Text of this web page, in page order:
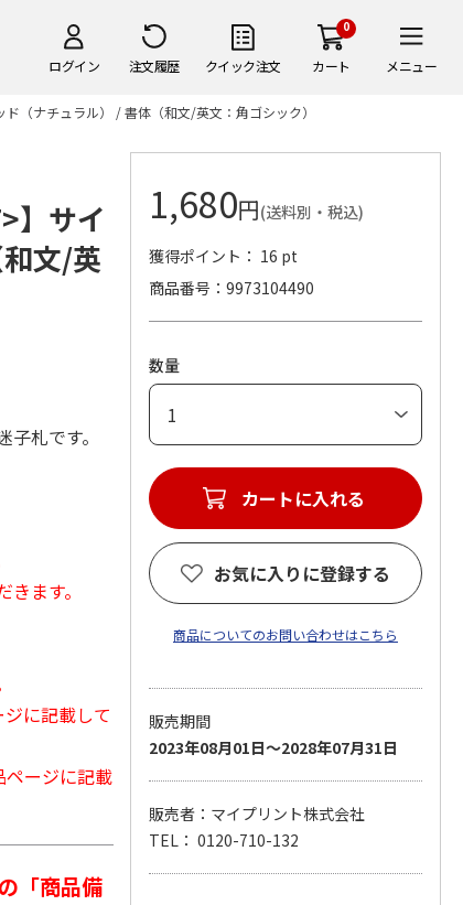
ログイン 注文履歴 クイック注文
0
カート メニュー
（ナチュラル） / 書体（和文/英文：角ゴシック）
】サイ
文/英
札です。
ます。
に記載して
ージに記載
「商品備
1,680円(送料別・税込)
獲得ポイント： 16 pt
商品番号
9973104490
数量
カートに入れる
お気に入りに登録する
商品についてのお問い合わせはこちら
販売期間
2023年08月01日～2028年07月31日
販売者：マイプリント株式会社
TEL： 0120-710-132